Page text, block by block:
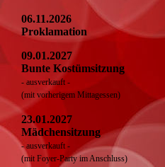
06.11.2026
Proklamation
09.01.2027
Bunte Kostümsitzung
- ausverkauft -
(mit vorherigem Mittagessen)
23.01.2027
Mädchensitzung
- ausverkauft -
(mit Foyer-Party im Anschluss)